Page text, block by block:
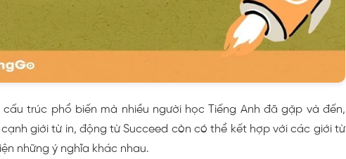
cấu trúc phổ biến mà nhiều người học Tiếng Anh đã gặp và đến,
giới từ in, động từ Succeed còn có thể kết hợp với các giới từ
những ý nghĩa khác nhau.